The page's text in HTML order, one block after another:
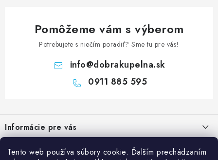
Tento web používa súbory cookie. Ďalším prechádzaním
Pomôžeme vám s výberom
Potrebujete s niečím poradiť? Sme tu pre vás!
info@dobrakupelna.sk
0911 885 595
p
ä
Informácie pre vás
Doprava a Platby
Kategórie